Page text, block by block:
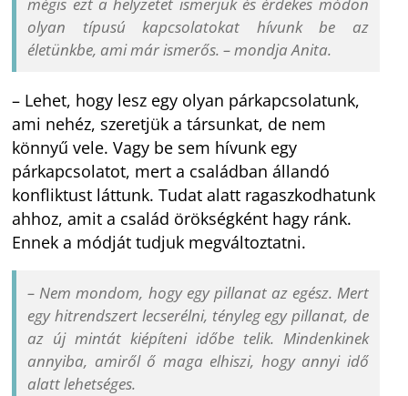
olyan típusú kapcsolatokat hívunk be az
életünkbe, ami már ismerős. – mondja Anita.
– Lehet, hogy lesz egy olyan párkapcsolatunk,
ami nehéz, szeretjük a társunkat, de nem
könnyű vele. Vagy be sem hívunk egy
párkapcsolatot, mert a családban állandó
konfliktust láttunk. Tudat alatt ragaszkodhatunk
ahhoz, amit a család örökségként hagy ránk.
Ennek a módját tudjuk megváltoztatni.
– Nem mondom, hogy egy pillanat az egész. Mert
egy hitrendszert lecserélni, tényleg egy pillanat, de
az új mintát kiépíteni időbe telik. Mindenkinek
annyiba, amiről ő maga elhiszi, hogy annyi idő
alatt lehetséges.